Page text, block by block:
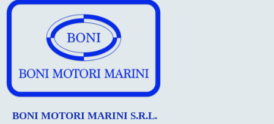
BONI MOTORI MARINI S.R.L.